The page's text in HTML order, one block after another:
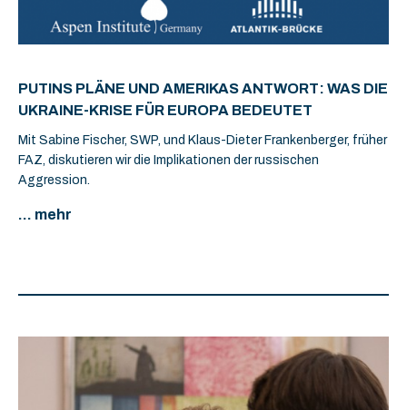
PUTINS PLÄNE UND AMERIKAS ANTWORT: WAS DIE
UKRAINE-KRISE FÜR EUROPA BEDEUTET
Mit Sabine Fischer, SWP, und Klaus-Dieter Frankenberger, früher
FAZ, diskutieren wir die Implikationen der russischen
Aggression.
... mehr